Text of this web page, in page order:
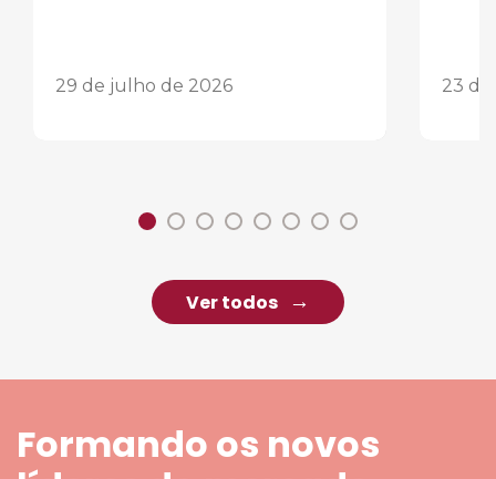
29 de julho de 2026 23
Ver todos
Formando os novos